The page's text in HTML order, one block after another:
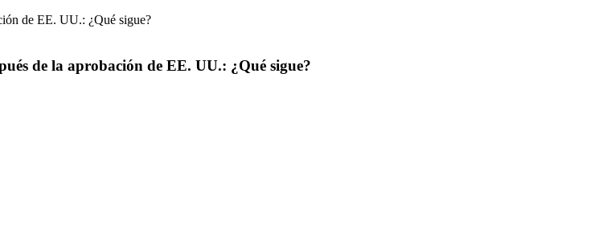
de la aprobación de EE. UU.: ¿Qué sigue?